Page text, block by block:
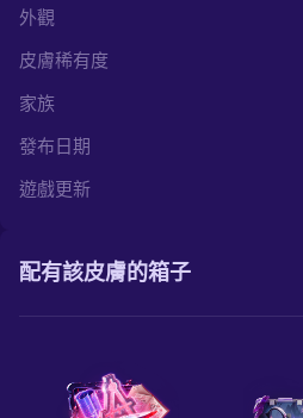
外觀
皮膚稀有度
家族
發布日期
遊戲更新
配有該皮膚的箱子